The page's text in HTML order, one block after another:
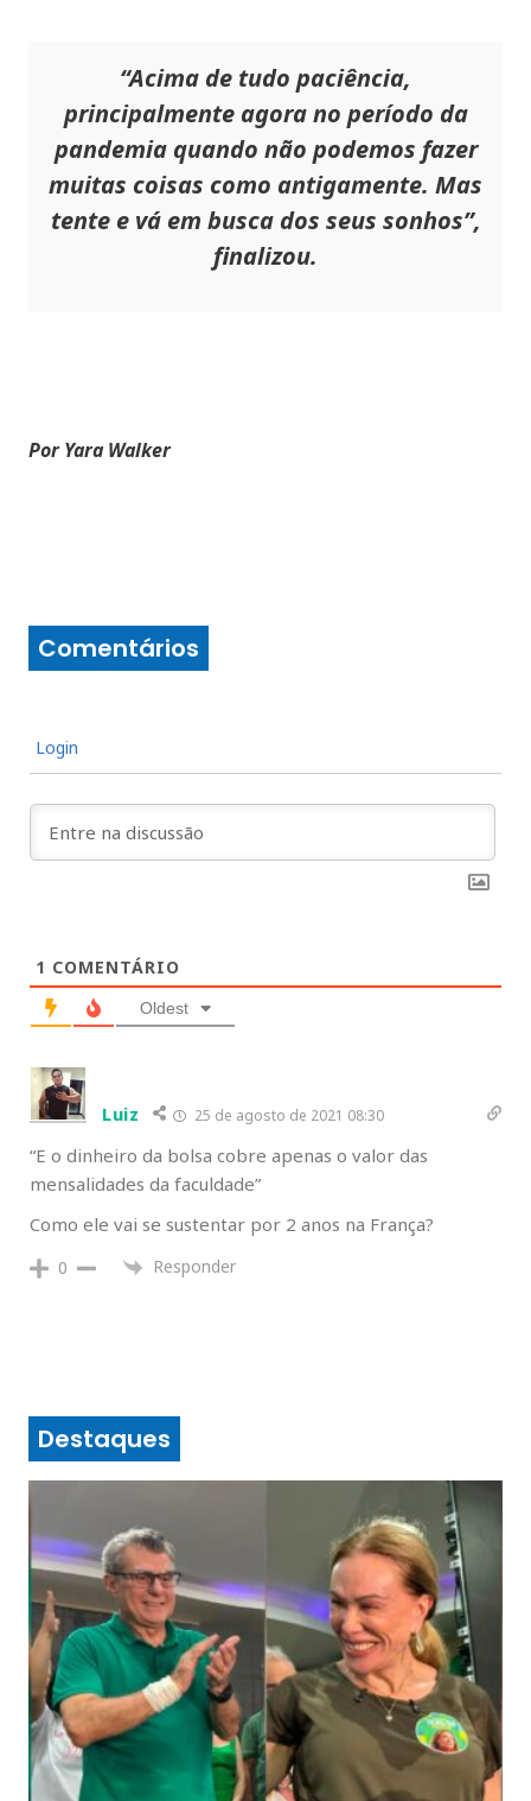
“Acima de tudo paciência,
principalmente agora no período da
pandemia quando não podemos fazer
muitas coisas como antigamente. Mas
tente e vá em busca dos seus sonhos”,
finalizou.
Por Yara Walker
Comentários
Login
1 COMENTÁRIO
Oldest
Luiz 25 de agosto de 2021 08:30
“E o dinheiro da bolsa cobre apenas o valor das
mensalidades da faculdade”
Como ele vai se sustentar por 2 anos na França?
0 Responder
Destaques